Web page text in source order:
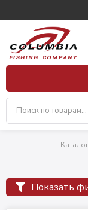
Каталог
Показать